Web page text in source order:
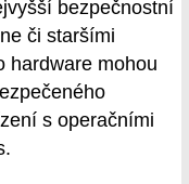
bezpečnostní
či staršími
hardware mohou
s operačními